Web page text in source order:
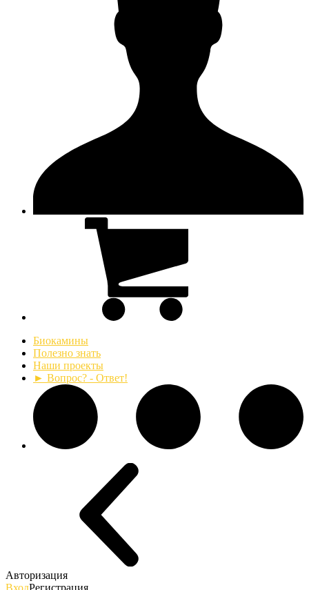
Биокамины
Полезно знать
Наши проекты
► Вопрос? - Ответ!
Авторизация
ВходРегистрация